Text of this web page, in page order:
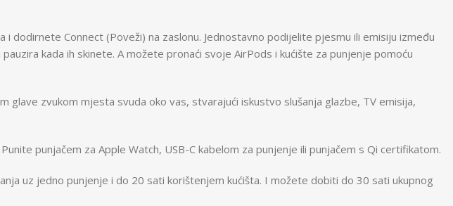
Connect (Poveži) na zaslonu. Jednostavno podijelite pjesmu ili emisiju između
kada ih skinete. A možete pronaći svoje AirPods i kućište za punjenje pomoću
glave zvukom mjesta svuda oko vas, stvarajući iskustvo slušanja glazbe, TV emisija,
punjačem za Apple Watch, USB-C kabelom za punjenje ili punjačem s Qi certifikatom.
uz jedno punjenje i do 20 sati korištenjem kućišta. I možete dobiti do 30 sati ukupnog